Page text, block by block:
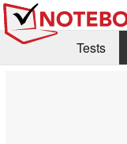
Tests